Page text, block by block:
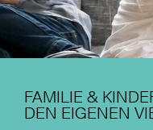
Nachhaltigkeit
FAMILIE &
DEN EIGENEN